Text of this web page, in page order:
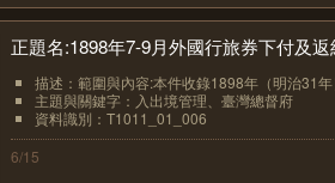
正題名:1898年7-9月外國行旅券下付及
描述：範圍與內容:本件收錄1898年（明治31
主題與關鍵字：入出境管理、臺灣總督府
資料識別：T1011_01_006
6/15